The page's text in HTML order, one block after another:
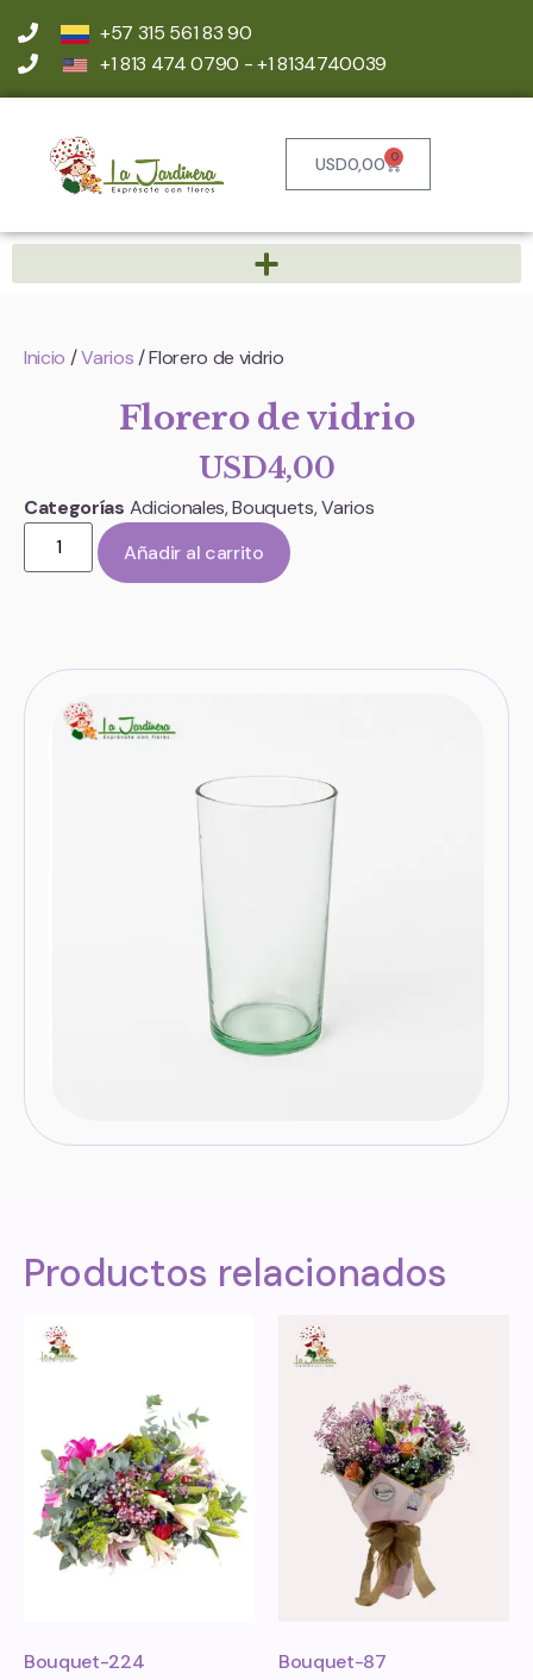
+57 315 561 83 90
+1 813 474 0790 - +1 8134740039
USD0,00 0
Inicio /Varios / Florero de vidrio
Florero de vidrio
USD4,00
Categorías Adicionales,Bouquets,Varios
Añadir al carrito
Productos relacionados
Bouquet-224 Bouquet-87